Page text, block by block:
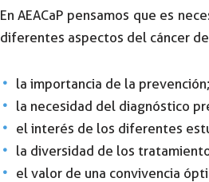
En AEACaP pensamos que es
diferentes aspectos del cáncer
la importancia de la prevención;
la necesidad del diagnóstico
el interés de los diferentes
la diversidad de los
el valor de una convivencia